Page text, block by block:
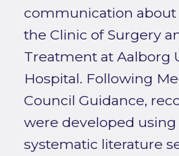
communication about
the Clinic of Surgery
Treatment at Aalborg
Hospital. Following
Council Guidance,
were developed using
systematic literature